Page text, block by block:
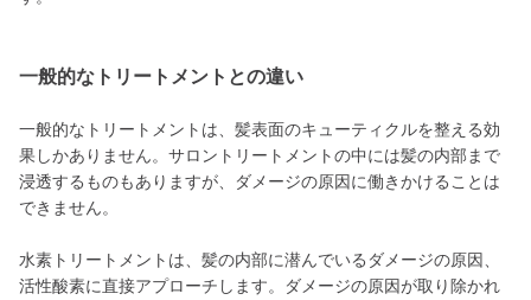
一般的なトリートメントとの違い
一般的なトリートメントは、髪表面のキューティクルを整える効
果しかありません。サロントリートメントの中には髪の内部まで
浸透するものもありますが、ダメージの原因に働きかけることは
できません。
水素トリートメントは、髪の内部に潜んでいるダメージの原因、
活性酸素に直接アプローチします。ダメージの原因が取り除かれ